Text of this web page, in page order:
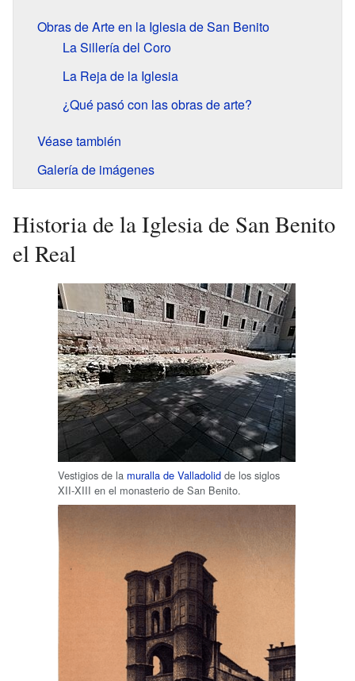
Obras de Arte en la Iglesia de San Benito
La Sillería del Coro
La Reja de la Iglesia
¿Qué pasó con las obras de arte?
Véase también
Galería de imágenes
Historia de la Iglesia de San Benito
el Real
Vestigios de la muralla de Valladolid de los siglos
XII-XIII en el monasterio de San Benito.